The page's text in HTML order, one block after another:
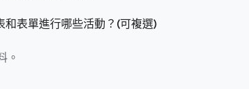
表單進行哪些活動？(可複選)
。